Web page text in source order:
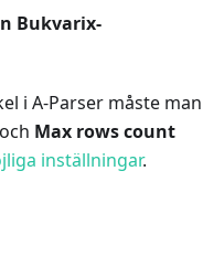
Bukvarix-
i A-Parser måste man
och Max rows count
inställningar.